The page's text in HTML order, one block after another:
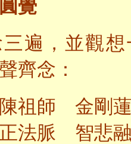
覺
遍，並觀
齊念：
祖師
金剛
法脈 智悲